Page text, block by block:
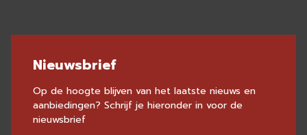
Nieuwsbrief
Op de hoogte blijven van het laatste nieuws en
aanbiedingen? Schrijf je hieronder in voor de
nieuwsbrief